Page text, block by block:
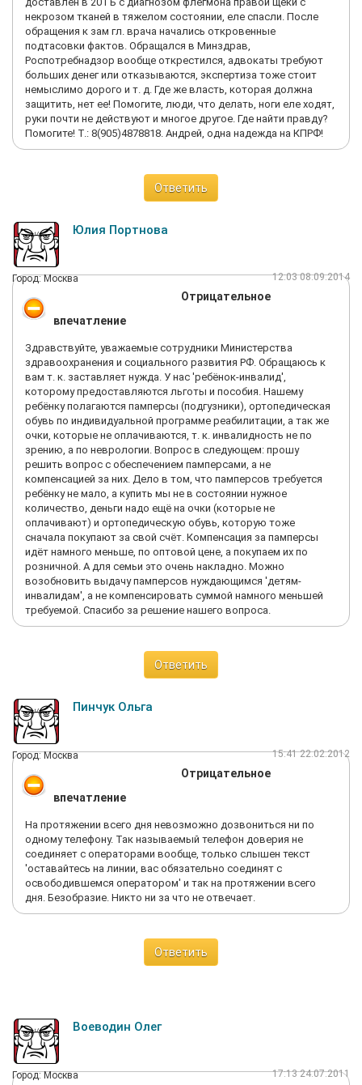
некрозом тканей в тяжелом состоянии, еле спасли. После
обращения к зам гл. врача начались откровенные
подтасовки фактов. Обращался в Минздрав,
Роспотребнадзор вообще открестился, адвокаты требуют
больших денег или отказываются, экспертиза тоже стоит
немыслимо дорого и т. д. Где же власть, которая должна
защитить, нет ее! Помогите, люди, что делать, ноги еле ходят,
руки почти не действуют и многое другое. Где найти правду?
Помогите! Т.: 8(905)4878818. Андрей, одна надежда на КПРФ!
Ответить
Юлия Портнова
Город: Москва 12:03 08.09.2014
Отрицательное
впечатление
Здравствуйте, уважаемые сотрудники Министерства
здравоохранения и социального развития РФ. Обращаюсь к
вам т. к. заставляет нужда. У нас 'ребёнок-инвалид',
которому предоставляются льготы и пособия. Нашему
ребёнку полагаются памперсы (подгузники), ортопедическая
обувь по индивидуальной программе реабилитации, а так же
очки, которые не оплачиваются, т. к. инвалидность не по
зрению, а по неврологии. Вопрос в следующем: прошу
решить вопрос с обеспечением памперсами, а не
компенсацией за них. Дело в том, что памперсов требуется
ребёнку не мало, а купить мы не в состоянии нужное
количество, деньги надо ещё на очки (которые не
оплачивают) и ортопедическую обувь, которую тоже
сначала покупают за свой счёт. Компенсация за памперсы
идёт намного меньше, по оптовой цене, а покупаем их по
розничной. А для семьи это очень накладно. Можно
возобновить выдачу памперсов нуждающимся 'детям-
инвалидам', а не компенсировать суммой намного меньшей
требуемой. Спасибо за решение нашего вопроса.
Ответить
Пинчук Ольга
Город: Москва 15:41 22.02.2012
Отрицательное
впечатление
На протяжении всего дня невозможно дозвониться ни по
одному телефону. Так называемый телефон доверия не
соединяет с операторами вообще, только слышен текст
'оставайтесь на линии, вас обязательно соединят с
освободившемся оператором' и так на протяжении всего
дня. Безобразие. Никто ни за что не отвечает.
Ответить
Воеводин Олег
Город: Москва 17:13 24.07.2011